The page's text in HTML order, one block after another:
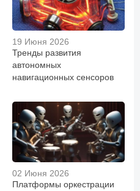
19 Июня 2026
Тренды развития
автономных
навигационных сенсоров
02 Июня 2026
Платформы оркестрации